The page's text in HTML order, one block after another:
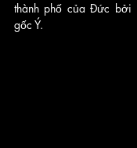
thành phố của Đức bởi
gốc Ý.